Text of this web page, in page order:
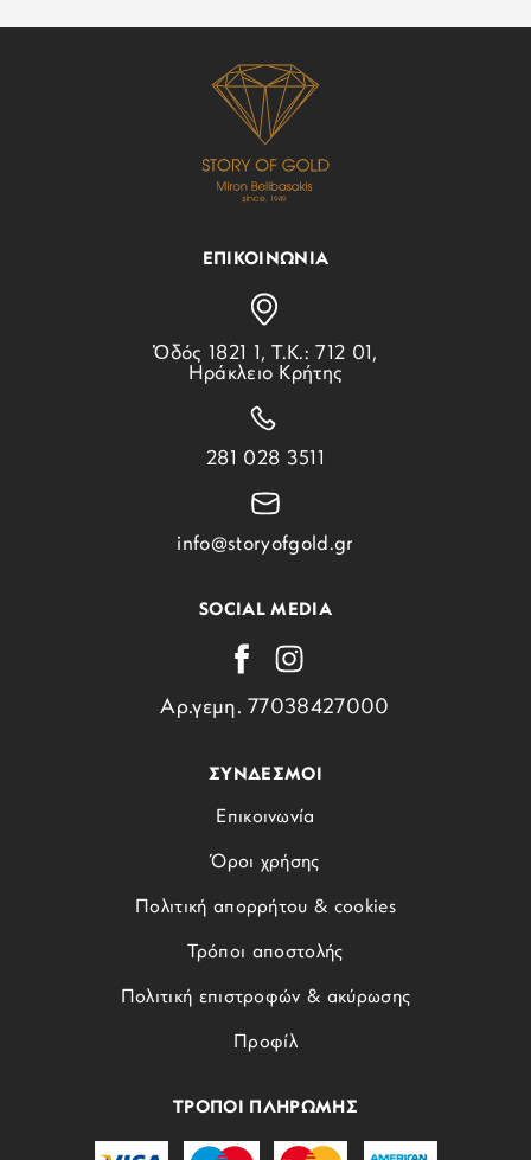
ΕΠΙΚΟΙΝΩΝΙΑ
Ὁδός 1821 1, Τ.Κ.: 712 01,
Ηράκλειο Κρήτης
281 028 3511
info@storyofgold.gr
SOCIAL MEDIA
Αρ.γεμη. 77038427000
ΣΥΝΔΕΣΜΟΙ
Επικοινωνία
Όροι χρήσης
Πολιτική απορρήτου & cookies
Τρόποι αποστολής
Πολιτική επιστροφών & ακύρωσης
Προφίλ
ΤΡΟΠΟΙ ΠΛΗΡΩΜΗΣ